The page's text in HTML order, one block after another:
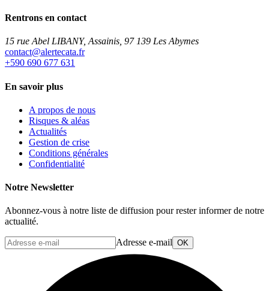
Rentrons en contact
15 rue Abel LIBANY, Assainis, 97 139 Les Abymes
rf.atacetrela@tcatnoc
+590 690 677 631
En savoir plus
A propos de nous
Risques & aléas
Actualités
Gestion de crise
Conditions générales
Confidentialité
Notre Newsletter
Abonnez-vous à notre liste de diffusion pour rester informer de notre
actualité.
Adresse e-mail